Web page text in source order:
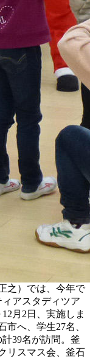
之）では、今年で
アスタディツア
月2日、実施しま
市へ、学生27名、
39名が訪問。釜
リスマス会、釜石